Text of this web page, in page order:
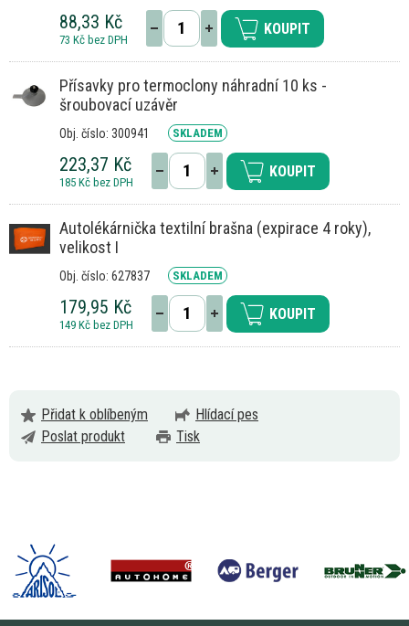
88,33 Kč
73 Kč bez DPH
KOUPIT
Přísavky pro termoclony náhradní 10 ks -
šroubovací uzávěr
Obj. číslo: 300941 SKLADEM
223,37 Kč
185 Kč bez DPH
KOUPIT
Autolékárnička textilní brašna (expirace 4 roky),
velikost I
Obj. číslo: 627837 SKLADEM
179,95 Kč
149 Kč bez DPH
KOUPIT
Přidat k oblíbeným
Hlídací pes
Poslat produkt
Tisk